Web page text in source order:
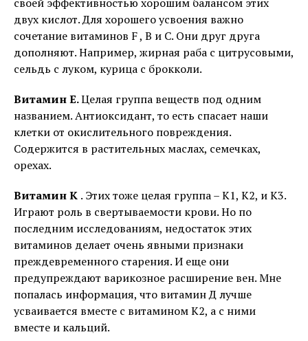
двух кислот. Для хорошего усвоения важно
сочетание витаминов F , В и С. Они друг друга
дополняют. Например, жирная раба с цитрусовыми,
сельдь с луком, курица с брокколи.
Витамин Е.Целая группа веществ под одним
названием. Антиоксидант, то есть спасает наши
клетки от окислительного повреждения.
Содержится в растительных маслах, семечках,
орехах.
Витамин К . Этих тоже целая группа – К1, К2, и К3.
Играют роль в свертываемости крови. Но по
последним исследованиям, недостаток этих
витаминов делает очень явными признаки
преждевременного старения. И еще они
предупреждают варикозное расширение вен. Мне
попалась информация, что витамин Д лучше
усваивается вместе с витамином К2, а с ними
вместе и кальций.